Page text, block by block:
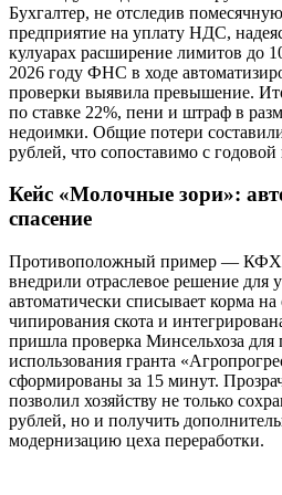
Бухгалтер, не отследив
предприятие на уплату НДС,
кулуарах расширение лимитов до
2026 году ФНС в ходе
проверки выявила превышение.
по ставке 22%, пени и штраф в
недоимки. Общие потери
рублей, что сопоставимо с
Кейс «Молочные зори»:
спасение
Противоположный пример — КФХ
внедрили отраслевое решение для
автоматически списывает корма
чипирования скота и
пришла проверка Минсельхоза для
использования гранта
сформированы за 15 минут.
позволил хозяйству не только
рублей, но и получить
модернизацию цеха переработки.